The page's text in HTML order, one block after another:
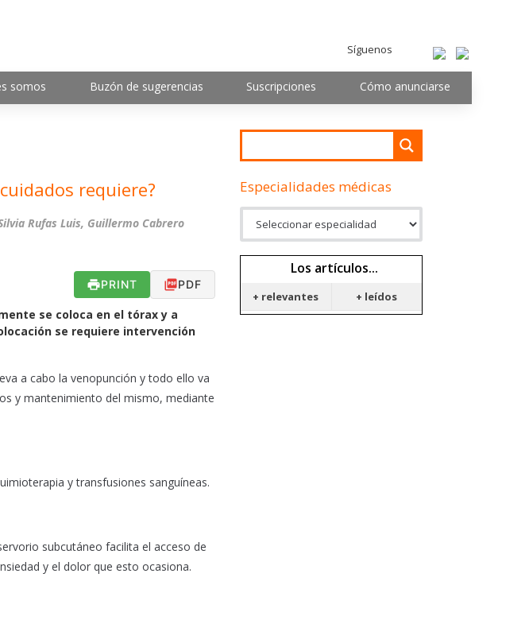
Síguenos
somos Buzón de sugerencias Suscripciones Cómo anunciarse
requiere?
Rufas Luis, Guillermo Cabrero
PRINT PDF
se coloca en el tórax y a
se requiere intervención
a cabo la venopunción y todo ello va
y mantenimiento del mismo, mediante
y transfusiones sanguíneas.
subcutáneo facilita el acceso de
y el dolor que esto ocasiona.
Especialidades médicas
Los artículos...
+ relevantes + leídos